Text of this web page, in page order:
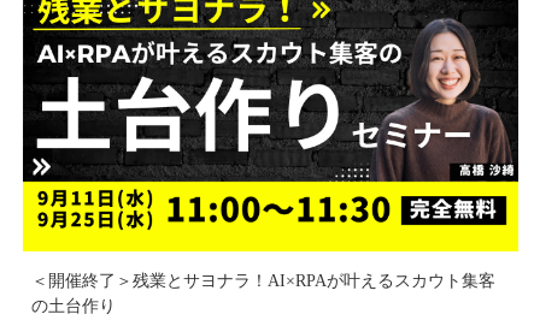
＜開催終了＞残業とサヨナラ！AI×RPAが叶えるスカウト集客
の土台作り